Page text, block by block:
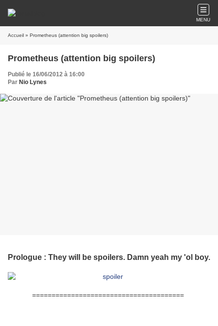
MENU
Accueil » Prometheus (attention big spoilers)
Prometheus (attention big spoilers)
Publié le 16/06/2012 à 16:00
Par Nio Lynes
Prologue : They will be spoilers. Damn yeah my 'ol boy.
=======================================